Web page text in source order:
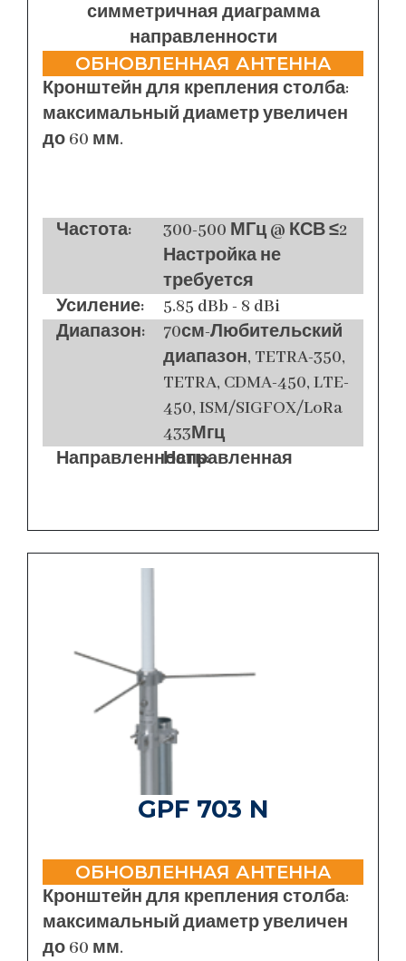
симметричная диаграмма
направленности
ОБНОВЛЕННАЯ АНТЕННА
Кронштейн для крепления столба:
максимальный диаметр увеличен
до 60 мм.
Частота:
300-500 МГц @ КСВ ≤2
Настройка не
требуется
Усиление:
5.85 dBb - 8 dBi
Диапазон:
70см-Любительский
диапазон, TETRA-350,
TETRA, CDMA-450, LTE-
450, ISM/SIGFOX/LoRa
433Мгц
Направленность:Направленная
GPF 703 N
ОБНОВЛЕННАЯ АНТЕННА
Кронштейн для крепления столба:
максимальный диаметр увеличен
до 60 мм.